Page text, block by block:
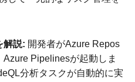
解説: 開発者がAzure Repos
Pipelinesが起動しま
分析タスクが自動的に実